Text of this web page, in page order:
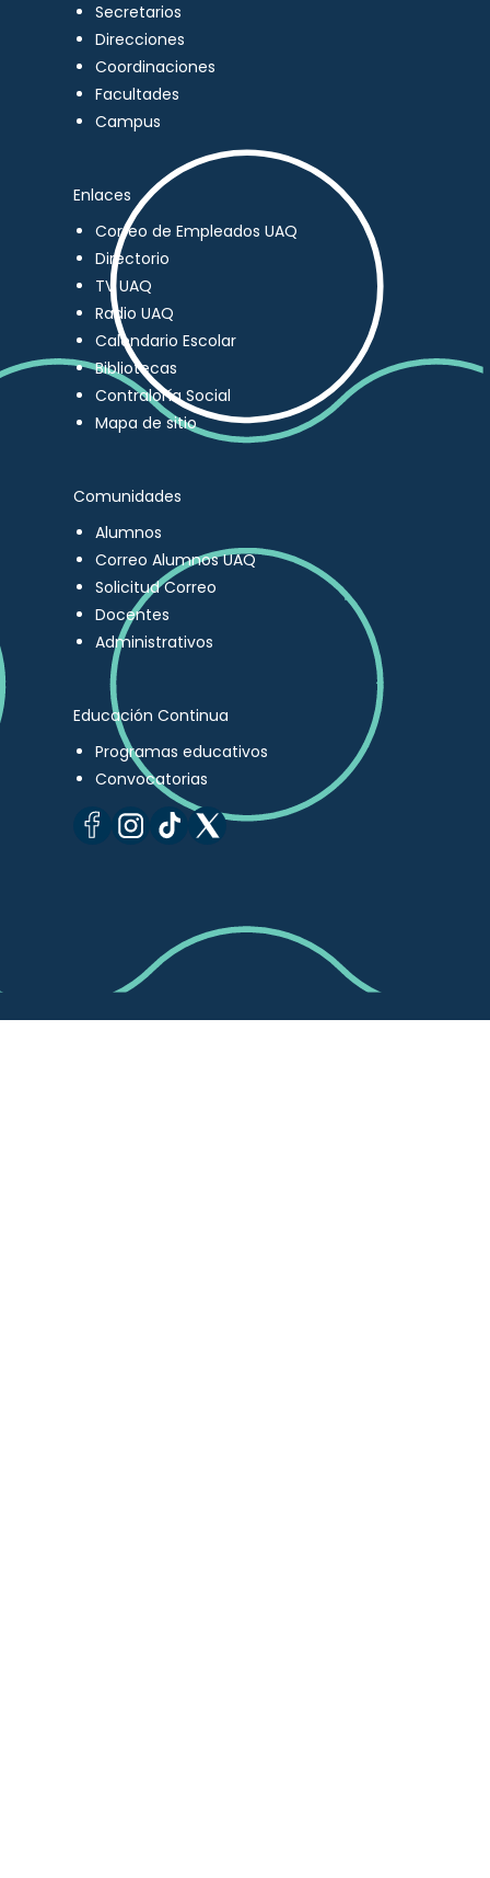
Secretarios
Direcciones
Coordinaciones
Facultades
Campus
Enlaces
Correo de Empleados UAQ
Directorio
TV UAQ
Radio UAQ
Calendario Escolar
Bibliotecas
Contraloría Social
Mapa de sitio
Comunidades
Alumnos
Correo Alumnos UAQ
Solicitud Correo
Docentes
Administrativos
Educación Continua
Programas educativos
Convocatorias